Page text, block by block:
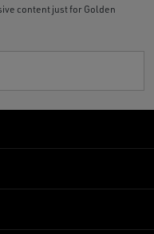
content just for Golden